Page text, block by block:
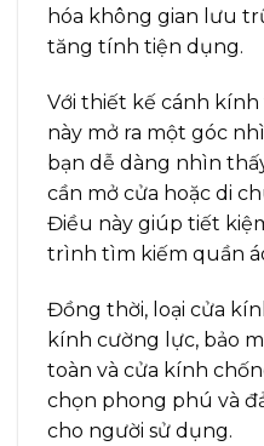
hóa không gian lưu
tăng tính tiện dụng.
Với thiết kế cánh
này mở ra một góc
bạn dễ dàng nhìn
cần mở cửa hoặc di
Điều này giúp tiết
trình tìm kiếm quần
Đồng thời, loại cửa
kính cường lực, bảo
toàn và cửa kính
chọn phong phú và
cho người sử dụng.